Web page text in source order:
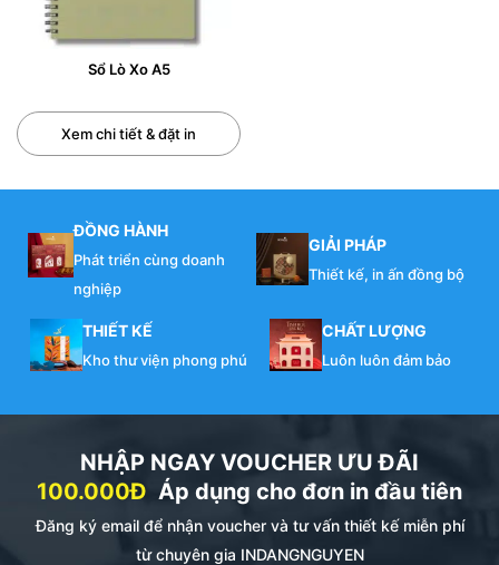
– Bước 6 : Giao hàng, nghiệm thu hàng hóa.
– Bước 7 :Thanh toán 50% giá trị đơn hàng khi nhận đủ
Quý kháchđặt incàng nhiều, giá thành sẽ càng giảm.
quý khách đã có sẵn file thiết kế hoàn chỉnh.
(0 Reviews)
Sổ Lò Xo A5
Xem chi tiết & đặt in
ĐỒNG HÀNH
Phát triển cùng doanh
nghiệp
GIẢI PHÁP
Thiết kế, in ấn đồng bộ
THIẾT KẾ
Kho thư viện phong phú
CHẤT LƯỢNG
Luôn luôn đảm bảo
NHẬP NGAY VOUCHER ƯU ĐÃI
100.000Đ Áp dụng cho đơn in đầu tiên
Đăng ký email để nhận voucher và tư vấn thiết kế miễn phí
từ chuyên gia INDANGNGUYEN